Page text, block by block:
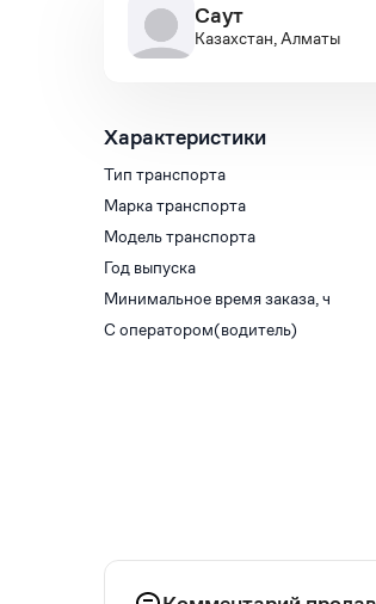
Саут
Казахстан, Алматы
Характеристики
Тип транспорта
Марка транспорта
Модель транспорта
Год выпуска
Минимальное время заказа, ч
С оператором(водитель)